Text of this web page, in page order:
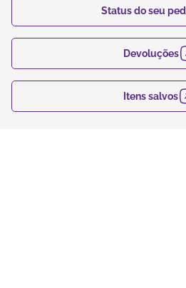
acessar os diferentes
categorias.
Status do seu
Devoluções
Itens salvos